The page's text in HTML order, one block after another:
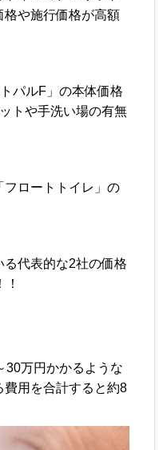
格や施行価格が高額
パルF」の本体価格
トや手洗い場の有無
フロートトイレ」の
代表的な2社の価格
30万円かかるような
用を合計すると約8